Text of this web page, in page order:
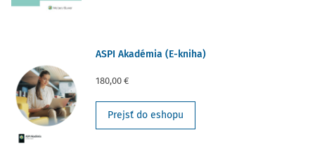
ASPI Akadémia (E-kniha)
180,00 €
Prejsť do eshopu